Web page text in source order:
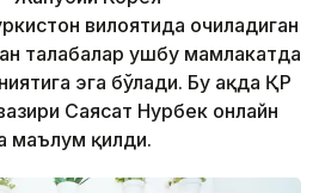
вилоятида очиладиган
талабалар ушбу мамлакатда
эга бўлади. Бу ҳақда ҚР
Саясат Нурбек онлайн
маълум қилди.